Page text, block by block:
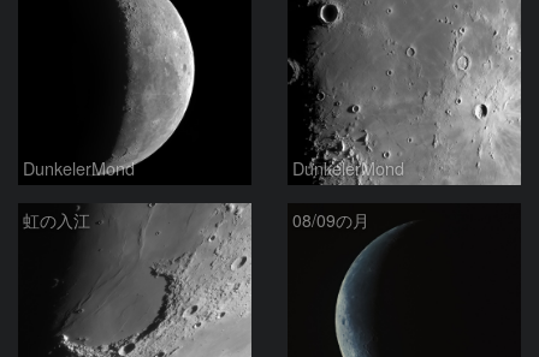
DunkelerMond DunkelerMond
虹の入江 08/09の月